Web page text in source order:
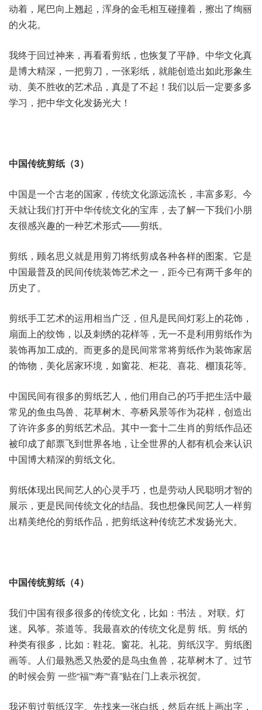
动着，尾巴向上翘起，浑身的金毛相互碰撞着，擦出了绚丽
的火花。
我终于回过神来，再看看剪纸，也恢复了平静。中华文化真
是博大精深，一把剪刀，一张彩纸，就能创造出如此形象生
动、美不胜收的艺术品，真是了不起！我们以后一定要多多
学习，把中华文化发扬光大！
中国传统剪纸（3）
中国是一个古老的国家，传统文化源远流长，丰富多彩。今
天就让我们打开中华传统文化的宝库，去了解一下我们小朋
友很感兴趣的一种艺术形式——剪纸。
剪纸，顾名思义就是用剪刀将纸剪成各种各样的图案。它是
中国最普及的民间传统装饰艺术之一，距今已有两千多年的
历史了。
剪纸手工艺术的运用相当广泛，但凡是民间灯彩上的花饰，
扇面上的纹饰，以及刺绣的花样等，无一不是利用剪纸作为
装饰再加工成的。而更多的是民间常常将剪纸作为装饰家居
的饰物，美化居家环境，如窗花、柜花、喜花、棚顶花等。
中国民间有很多的剪纸艺人，他们用自己的巧手把生活中最
常见的鱼虫鸟兽、花草树木、亭桥风景等作为花样，创造出
了许许多多的剪纸艺术品。其中一套十二生肖的剪纸作品还
被印成了邮票飞到世界各地，让全世界的人都有机会来认识
中国博大精深的剪纸文化。
剪纸体现出民间艺人的心灵手巧，也是劳动人民聪明才智的
展示，更是民间传统文化的结晶。我也想像民间艺人一样剪
出精美绝伦的剪纸作品，把剪纸这种传统艺术发扬光大。
中国传统剪纸（4）
我们中国有很多很多的传统文化，比如：书法 。对联。灯
迷。风筝。茶道等。我最喜欢的传统文化是剪 纸。剪 纸的
种类有很多，比如：鞋花。窗花。礼花。剪纸汉字。剪纸图
画等。人们最熟悉又热爱的是鸟虫鱼兽，花草树木了。过节
的时候会剪 一些“福”“寿”“喜”贴在门上表示祝贺。
我还剪过剪纸汉字。先找来一张白纸，然后在纸上画出字，